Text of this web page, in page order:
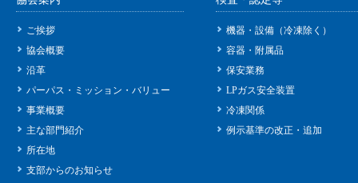
ご挨拶
協会概要
沿革
パーパス・ミッション・バリュー
事業概要
主な部門紹介
所在地
支部からのお知らせ
機器・設備（冷凍除く）
容器・附属品
保安業務
LPガス安全装置
冷凍関係
例示基準の改正・追加